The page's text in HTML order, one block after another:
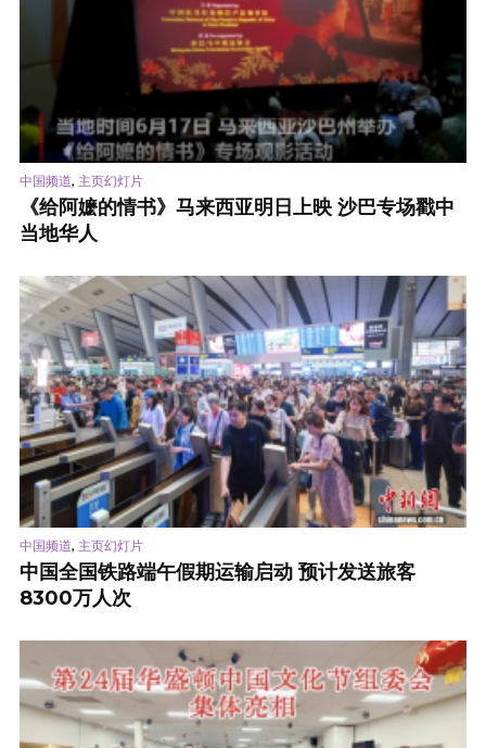
中国频道, 主页幻灯片
《给阿嬷的情书》马来西亚明日上映 沙巴专场戳中
当地华人
中国频道, 主页幻灯片
中国全国铁路端午假期运输启动 预计发送旅客
8300万人次